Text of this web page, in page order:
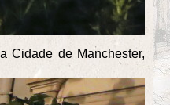
Cidade de Manchester,